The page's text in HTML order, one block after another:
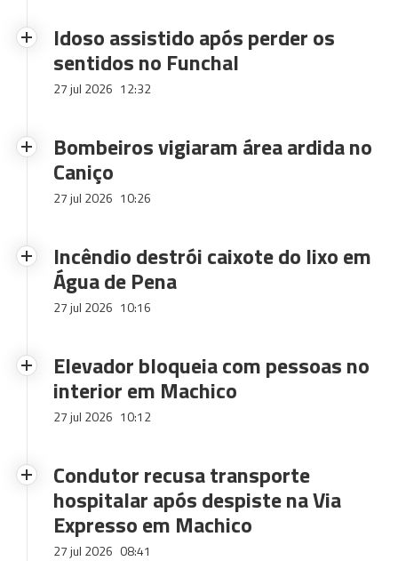
Idoso assistido após perder os
sentidos no Funchal
27 jul 2026 12:32
Bombeiros vigiaram área ardida no
Caniço
27 jul 2026 10:26
Incêndio destrói caixote do lixo em
Água de Pena
27 jul 2026 10:16
Elevador bloqueia com pessoas no
interior em Machico
27 jul 2026 10:12
Condutor recusa transporte
hospitalar após despiste na Via
Expresso em Machico
27 jul 2026 08:41